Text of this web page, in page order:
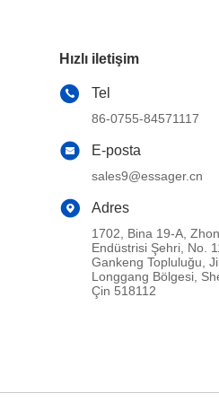
Hızlı iletişim
Tel
86-0755-84571117
E-posta
sales9@essager.cn
Adres
1702, Bina 19-A,
Endüstrisi Şehri, No.
Gankeng Topluluğu,
Longgang Bölgesi,
Çin 518112